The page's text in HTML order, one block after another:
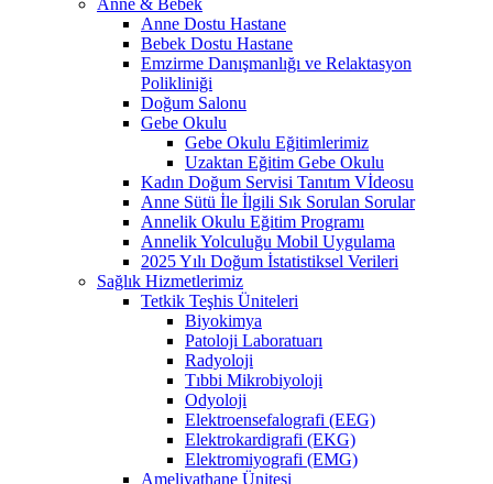
Anne Dostu Hastane
Bebek Dostu Hastane
Emzirme Danışmanlığı ve Relaktasyon
Polikliniği
Doğum Salonu
Gebe Okulu
Gebe Okulu Eğitimlerimiz
Uzaktan Eğitim Gebe Okulu
Kadın Doğum Servisi Tanıtım Vİdeosu
Anne Sütü İle İlgili Sık Sorulan Sorular
Annelik Okulu Eğitim Programı
Annelik Yolculuğu Mobil Uygulama
2025 Yılı Doğum İstatistiksel Verileri
Sağlık Hizmetlerimiz
Tetkik Teşhis Üniteleri
Biyokimya
Patoloji Laboratuarı
Radyoloji
Tıbbi Mikrobiyoloji
Odyoloji
Elektroensefalografi (EEG)
Elektrokardigrafi (EKG)
Elektromiyografi (EMG)
Ameliyathane Ünitesi